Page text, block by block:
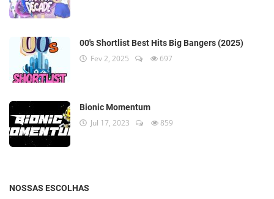
00's Shortlist Best Hits Big Bangers (2025)
Fev 2, 2025 697
Bionic Momentum
Jul 17, 2023 859
NOSSAS ESCOLHAS